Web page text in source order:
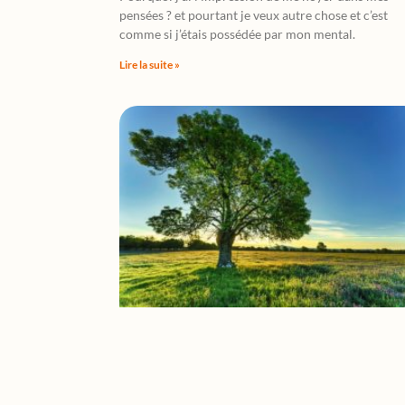
pensées ? et pourtant je veux autre chose et c’est
comme si j’étais possédée par mon mental.
Lire la suite »